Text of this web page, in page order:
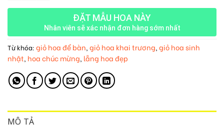
ĐẶT MẪU HOA NÀY
Nhân viên sẽ xác nhận đơn hàng sớm nhất
Từ khóa: giỏ hoa để bàn, giỏ hoa khai trương, giỏ hoa sinh
nhật, hoa chúc mừng, lẵng hoa đẹp
MÔ TẢ